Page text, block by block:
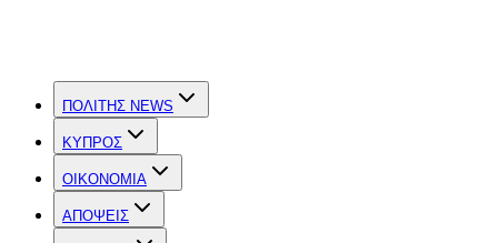
ΠΟΛΙΤΗΣ NEWS
ΚΥΠΡΟΣ
OIKONOMIA
ΑΠΟΨΕΙΣ